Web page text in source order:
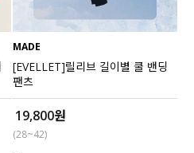
니트
블라우스
원피스
팬츠
MADE
[EVELLET]릴리브 길이별 쿨 밴딩
팬츠
19,800원
(28~42)